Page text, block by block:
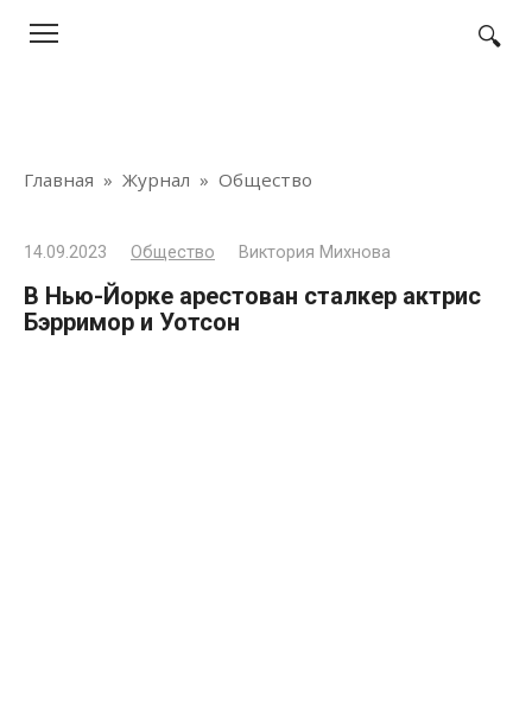
Главная » Журнал » Общество
14.09.2023 Общество Виктория Михнова
В Нью-Йорке арестован сталкер актрис
Бэрримор и Уотсон